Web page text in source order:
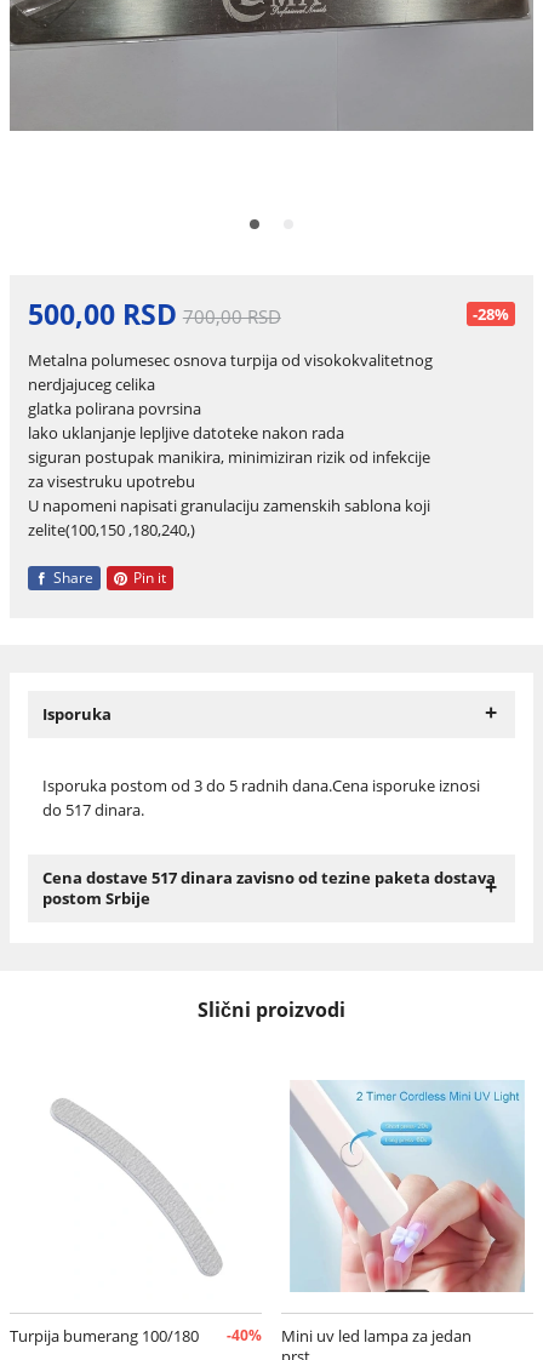
500,00 RSD 700,00 RSD -28%
Metalna polumesec osnova turpija od visokokvalitetnog
nerdjajuceg celika
glatka polirana povrsina
lako uklanjanje lepljive datoteke nakon rada
siguran postupak manikira, minimiziran rizik od infekcije
za visestruku upotrebu
U napomeni napisati granulaciju zamenskih sablona koji
zelite(100,150 ,180,240,)
Share Pin it
Isporuka +
Isporuka postom od 3 do 5 radnih dana.Cena isporuke iznosi
do 517 dinara.
Cena dostave 517 dinara zavisno od tezine paketa dostava
postom Srbije
+
Slični proizvodi
Turpija bumerang 100/180 -40%
Mini uv led lampa za jedan